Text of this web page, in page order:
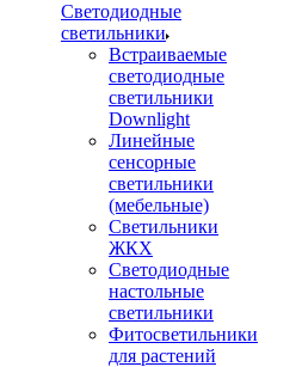
Светодиодные
светильники
Встраиваемые
светодиодные
светильники
Downlight
Линейные
сенсорные
светильники
(мебельные)
Светильники
ЖКХ
Светодиодные
настольные
светильники
Фитосветильники
для растений